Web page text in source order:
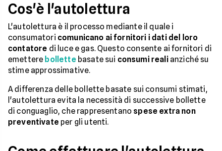
Cos'è l'autolettura
L'autolettura è il processo mediante il quale i
consumatori comunicano ai fornitori i dati del loro
contatore di luce e gas. Questo consente ai fornitori di
emettere bollette basate sui consumi realianziché su
stime approssimative.
A differenza delle bollette basate sui consumi stimati,
l'autolettura evita la necessità di successive bollette
di conguaglio, che rappresentano spese extra non
preventivate per gli utenti.